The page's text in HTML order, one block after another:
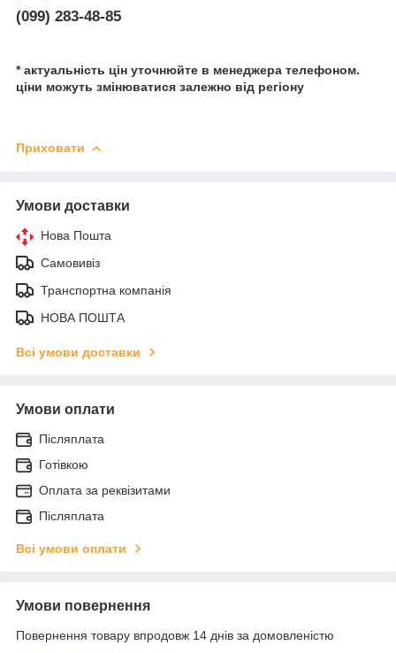
(099) 283-48-85
* актуальність цін уточнюйте в менеджера телефоном.
ціни можуть змінюватися залежно від регіону
Приховати
Умови доставки
Нова Пошта
Самовивіз
Транспортна компанія
НОВА ПОШТА
Всі умови доставки
Умови оплати
Післяплата
Готівкою
Оплата за реквізитами
Післяплата
Всі умови оплати
Умови повернення
Повернення товару впродовж 14 днів за домовленістю